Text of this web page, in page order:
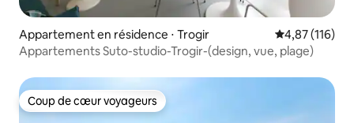
Appartement en résidence ⋅ Trogir Évaluation
4,87 (116)
Appartements Suto-studio-Trogir-(design, vue, plage)
Coup de cœur voyageurs
Coup de cœur voyageurs